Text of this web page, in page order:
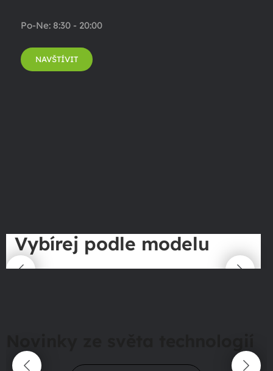
Po-Ne: 8:30 - 20:00
NAVŠTÍVIT
Vybírej podle modelu